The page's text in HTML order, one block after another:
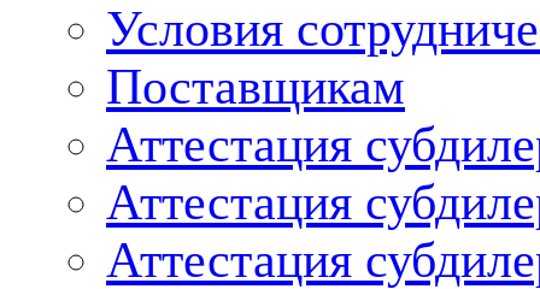
Условия
Поставщикам
Аттестация
Аттестация
Аттестация